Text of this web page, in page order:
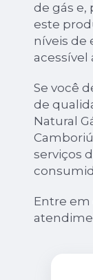
de gás e,
este
níveis de
acessível
Se você
de
Natural
serviços
Entre